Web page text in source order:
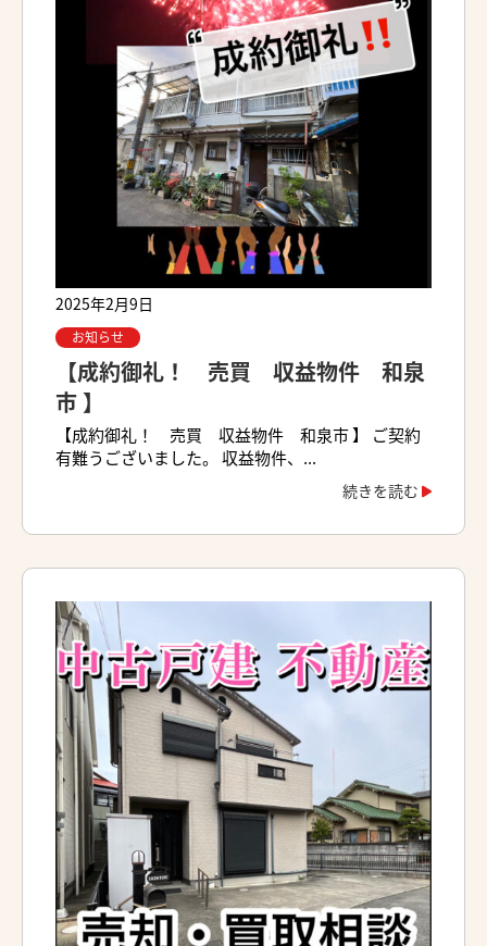
2025年2月9日
お知らせ
【成約御礼！ 売買 収益物件 和泉
市 】
【成約御礼！ 売買 収益物件 和泉市 】 ご契約
有難うございました。 収益物件、...
続きを読む